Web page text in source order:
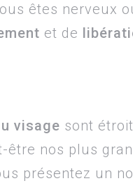
êtes nerveux
et de
visage sont
être nos plus
présentez un